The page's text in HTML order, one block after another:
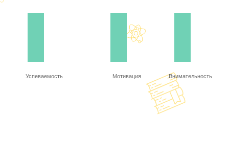
Успеваемость Мотивация Внимательность